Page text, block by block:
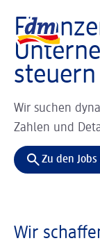
steuern
Wir suchen
Zahlen und
Zu den
Wir